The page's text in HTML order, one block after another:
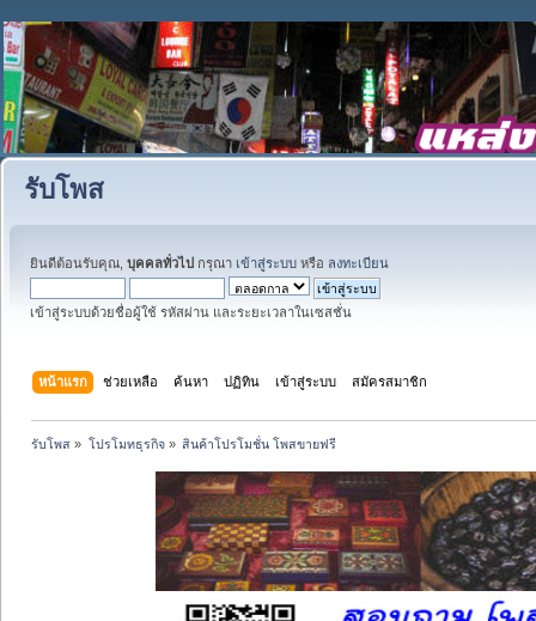
รับโพส
ยินดีต้อนรับคุณ, บุคคลทั่วไป กรุณา เข้าสู่ระบบ หรือ ลงทะเบียน
เข้าสู่ระบบด้วยชื่อผู้ใช้ รหัสผ่าน และระยะเวลาในเซสชั่น
หน้าแรก ช่วยเหลือ ค้นหา ปฏิทิน เข้าสู่ระบบ สมัครสมาชิก
รับโพส » โปรโมทธุรกิจ» สินค้าโปรโมชั่น โพสขายฟรี